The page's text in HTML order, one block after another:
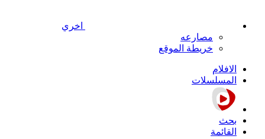
اخري
مصارعه
خريطة الموقع
الافلام
المسلسلات
بحث
القائمة